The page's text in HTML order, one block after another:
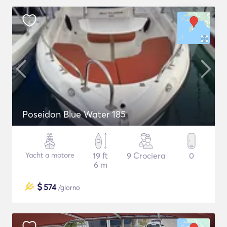
Poseidon Blue Water 185
Yacht a motore
19 ft
6 m
9 Crociera 0
$574/giorno